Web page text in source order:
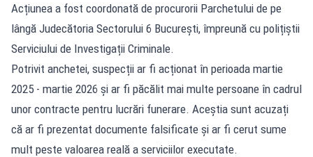
Acțiunea a fost coordonată de procurorii Parchetului de pe
lângă Judecătoria Sectorului 6 București, împreună cu polițiștii
Serviciului de Investigații Criminale.
Potrivit anchetei, suspecții ar fi acționat în perioada martie
2025 - martie 2026 și ar fi păcălit mai multe persoane în cadrul
unor contracte pentru lucrări funerare. Aceștia sunt acuzați
că ar fi prezentat documente falsificate și ar fi cerut sume
mult peste valoarea reală a serviciilor executate.